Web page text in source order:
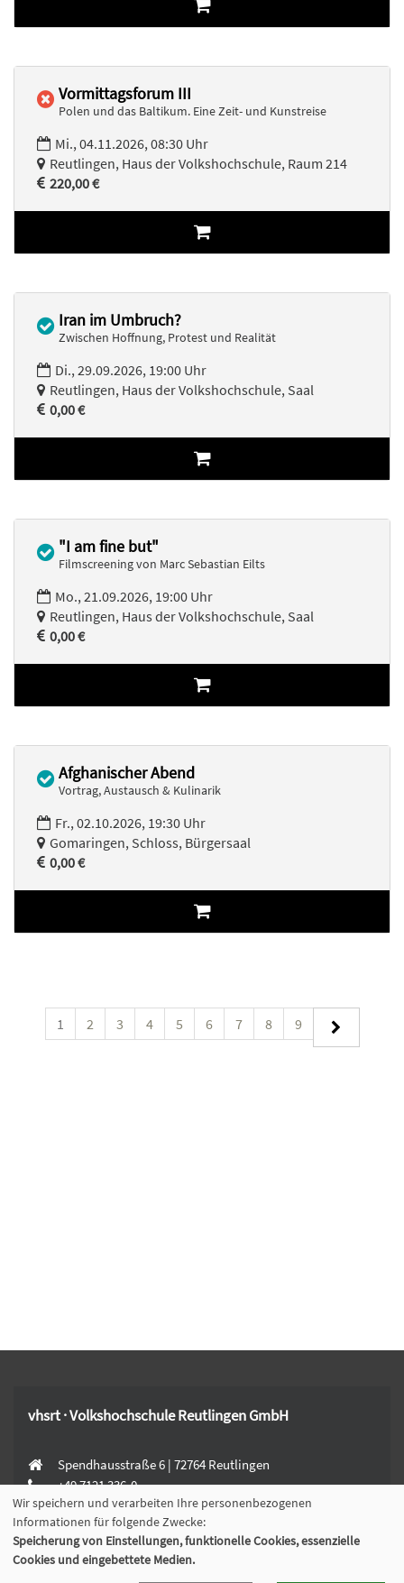
Vormittagsforum III
Polen und das Baltikum. Eine Zeit- und Kunstreise
Mi., 04.11.2026, 08:30 Uhr
Reutlingen, Haus der Volkshochschule, Raum 214
220,00 €
Iran im Umbruch?
Zwischen Hoffnung, Protest und Realität
Di., 29.09.2026, 19:00 Uhr
Reutlingen, Haus der Volkshochschule, Saal
0,00 €
"I am fine but"
Filmscreening von Marc Sebastian Eilts
Mo., 21.09.2026, 19:00 Uhr
Reutlingen, Haus der Volkshochschule, Saal
0,00 €
Afghanischer Abend
Vortrag, Austausch & Kulinarik
Fr., 02.10.2026, 19:30 Uhr
Gomaringen, Schloss, Bürgersaal
0,00 €
1 2 3 4 5 6 7 8 9
vhsrt · Volkshochschule Reutlingen GmbH
Spendhausstraße 6 | 72764 Reutlingen
+49 7121 336-0
+49 7121 336-222
info@vhsrt.de
Wir speichern und verarbeiten Ihre personenbezogenen
Informationen für folgende Zwecke:
Speicherung von Einstellungen, funktionelle Cookies, essenzielle
Cookies und eingebettete Medien.